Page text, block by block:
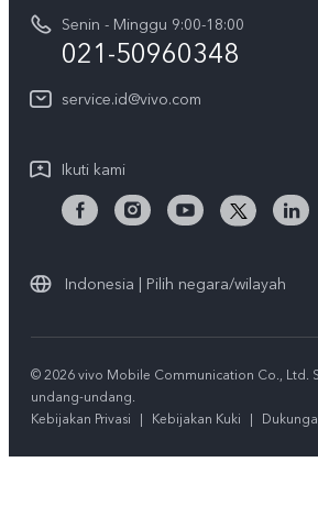
Gerai Terdekat
Kebijakan Garansi vivo
Layanan Perbaikan Antar Jemput
Unduh LUT untuk Memulihkan Log
Tentang Kami
Pusat Privasi vivo
Senin - Minggu 9:00-18:00
021-50960348
service.id@vivo.com
Ikuti kami
Indonesia | Pilih negara/wilayah
© 2026 vivo Mobile Communication Co., Ltd.
undang-undang.
Kebijakan Privasi
| Kebijakan Kuki |